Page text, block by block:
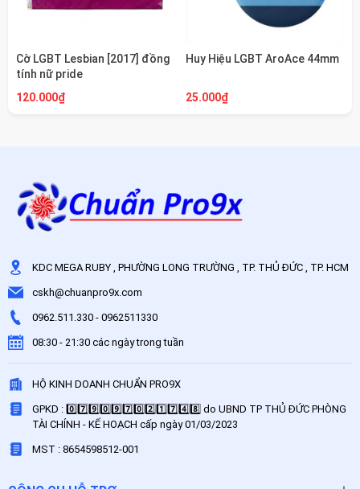
Cờ LGBT Lesbian [2017] đồng
tính nữ pride
120.000₫
Huy Hiệu LGBT AroAce 44mm
25.000₫
KDC MEGA RUBY , PHƯỜNG LONG TRƯỜNG , TP. THỦ ĐỨC , TP. HCM
cskh@chuanpro9x.com
0962.511.330 - 0962511330
08:30 - 21:30 các ngày trong tuần
HỘ KINH DOANH CHUẨN PRO9X
GPKD : 0️⃣7️⃣9️⃣0️⃣9️⃣7️⃣0️⃣2️⃣1️⃣7️⃣4️⃣8️⃣ do UBND TP THỦ ĐỨC PHÒNG
TÀI CHÍNH - KẾ HOẠCH cấp ngày 01/03/2023
MST : 8654598512-001